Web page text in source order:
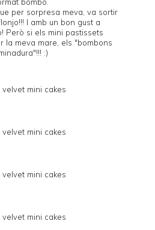
per sorpresa meva, va sortir
I amb un bon gust a
Però si els mini pastissets
la meva mare, els "bombons
:)